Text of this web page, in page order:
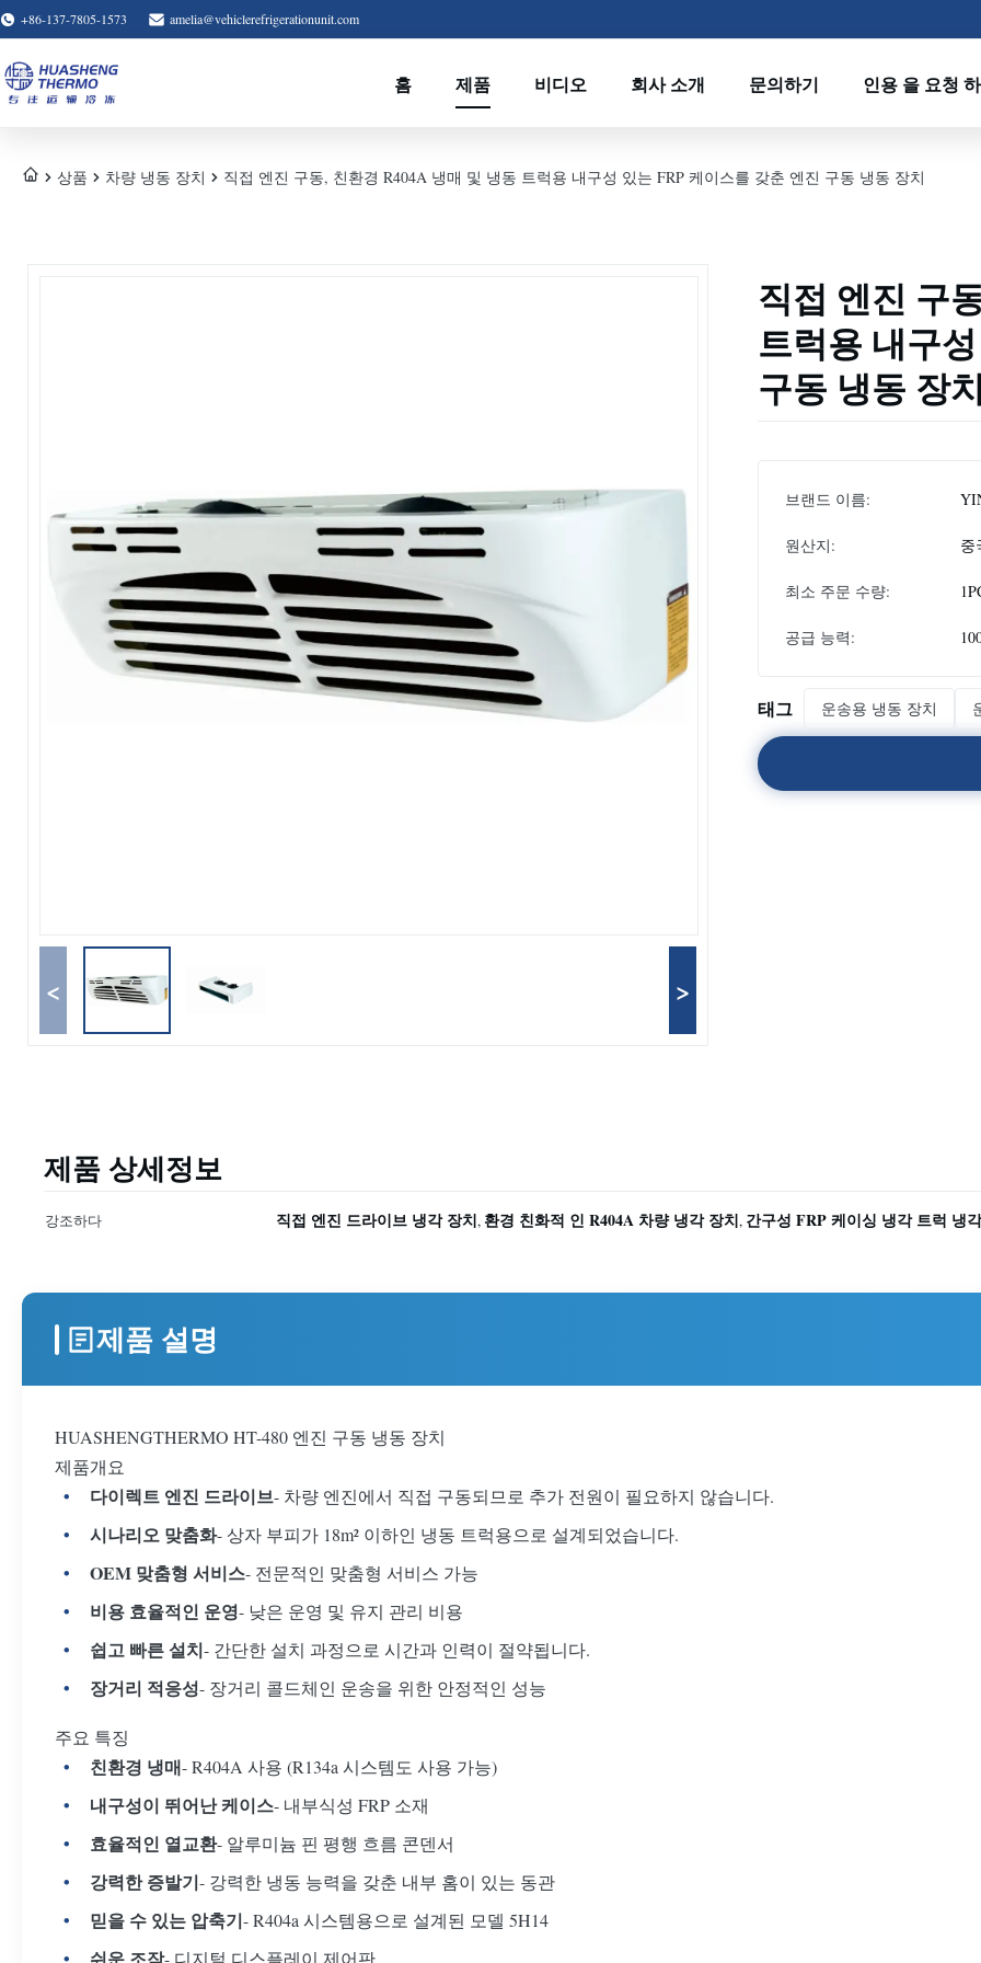
+86-137-7805-1573 amelia@vehiclerefrigerationunit.com
홈 제품 비디오 회사 소개 문의하기 인용 을 요청
상품 차량 냉동 장치 직접 엔진 구동, 친환경 R404A 냉매 및 냉동 트럭용 내구성 있는 FRP 케이스를 갖춘 엔진 구동 냉동 장치
< >
직접 엔진 구
트럭용 내구
구동 냉동 장
브랜드 이름:
원산지: 중
최소 주문 수량:
공급 능력:
태그 운송용 냉동 장치
제품 상세정보
강조하다 직접 엔진 드라이브 냉각 장치, 환경 친화적 인 R404A 차량 냉각 장치, 간구성 FRP 케이싱 냉각 트럭 냉
제품 설명
HUASHENGTHERMO HT-480 엔진 구동 냉동 장치
제품개요
다이렉트 엔진 드라이브- 차량 엔진에서 직접 구동되므로 추가 전원이 필요하지 않습니다.
시나리오 맞춤화- 상자 부피가 18m² 이하인 냉동 트럭용으로 설계되었습니다.
OEM 맞춤형 서비스- 전문적인 맞춤형 서비스 가능
비용 효율적인 운영- 낮은 운영 및 유지 관리 비용
쉽고 빠른 설치- 간단한 설치 과정으로 시간과 인력이 절약됩니다.
장거리 적응성- 장거리 콜드체인 운송을 위한 안정적인 성능
주요 특징
친환경 냉매- R404A 사용 (R134a 시스템도 사용 가능)
내구성이 뛰어난 케이스- 내부식성 FRP 소재
효율적인 열교환- 알루미늄 핀 평행 흐름 콘덴서
강력한 증발기- 강력한 냉동 능력을 갖춘 내부 홈이 있는 동관
믿을 수 있는 압축기- R404a 시스템용으로 설계된 모델 5H14
- 디지털 디스플레이 제어판